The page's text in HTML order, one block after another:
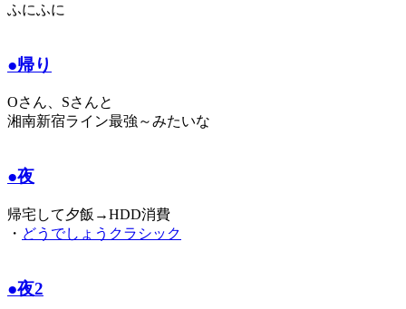
ふにふに
●帰り
Oさん、Sさんと
湘南新宿ライン最強～みたいな
●夜
帰宅して夕飯→HDD消費
・ どうでしょうクラシック
●夜2